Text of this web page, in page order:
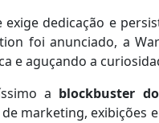
dedicação e
foi anunciado, a
e aguçando a
a blockbuster
marketing,